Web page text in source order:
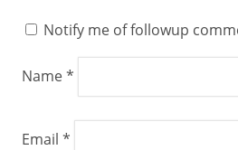
Notify me of followup
Name*
Email *